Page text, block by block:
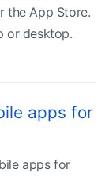
the App Store.
or desktop.
apps for
apps for